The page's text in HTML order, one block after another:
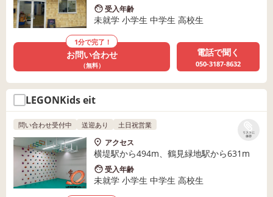
受入年齢
未就学 小学生 中学生 高校生
1分で完了！
お問い合わせ
（無料）
電話で聞く
050-3187-8632
LEGONKids eit
リストに
保存
問い合わせ受付中 送迎あり 土日祝営業
アクセス
横堤駅から494m、鶴見緑地駅から631m
受入年齢
未就学 小学生 中学生 高校生